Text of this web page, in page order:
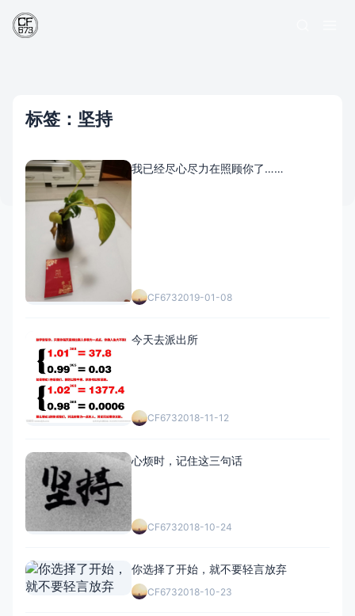
标签：坚持
我已经尽心尽力在照顾你了……
CF6732019-01-08
今天去派出所
CF6732018-11-12
心烦时，记住这三句话
CF6732018-10-24
你选择了开始，就不要轻言放弃
CF6732018-10-23